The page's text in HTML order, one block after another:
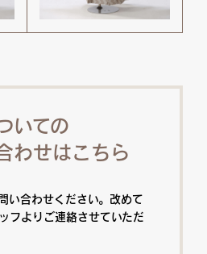
いての
わせはこちら
い合わせください。改めて
フよりご連絡させていただ